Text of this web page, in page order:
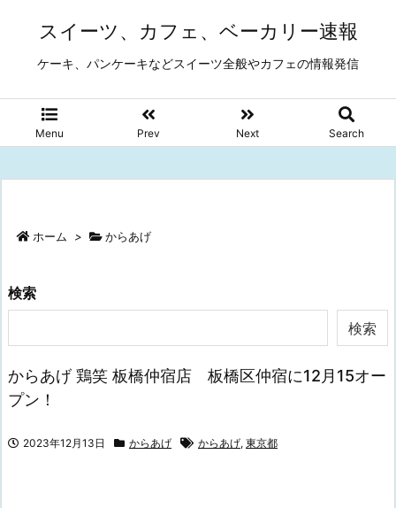
スイーツ、カフェ、ベーカリー速報
ケーキ、パンケーキなどスイーツ全般やカフェの情報発信
Menu Prev Next Search
ホーム > からあげ
検索
検索
からあげ 鶏笑 板橋仲宿店 板橋区仲宿に12月15オー
プン！
2023年12月13日 からあげ からあげ, 東京都